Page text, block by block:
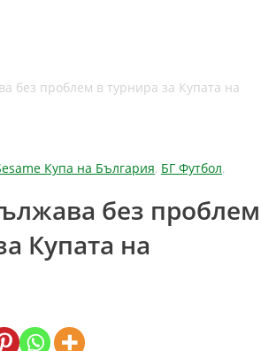
без проблем в турнира за Купата на
Купа на България, БГ Футбол,
без проблем
Купата на